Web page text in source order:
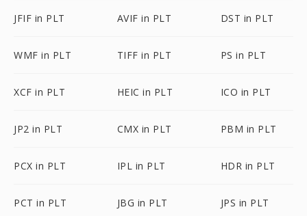
JFIF in PLT AVIF in PLT DST in PLT
WMF in PLT TIFF in PLT PS in PLT
XCF in PLT HEIC in PLT ICO in PLT
JP2 in PLT CMX in PLT PBM in PLT
PCX in PLT IPL in PLT HDR in PLT
PCT in PLT JBG in PLT JPS in PLT